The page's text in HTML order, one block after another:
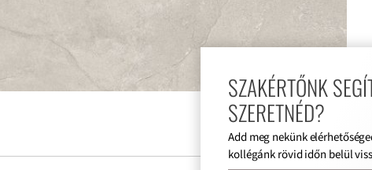
SZAKÉRTŐNK SEGÍTSÉGÉT
SZERETNÉD?
Add meg nekünk elérhetőséged, és
kollégánk rövid időn belül visszahív!